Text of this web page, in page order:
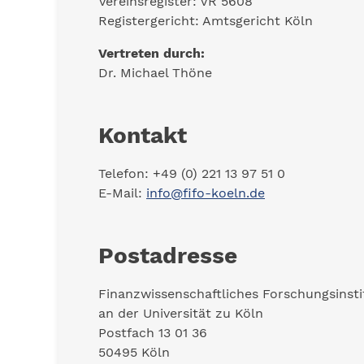
Registergericht: Amtsgericht Köln
Vertreten durch:
Dr. Michael Thöne
Kontakt
Telefon: +49 (0) 221 13 97 51 0
E-Mail: info@fifo-koeln.de
Postadresse
Finanzwissenschaftliches
an der Universität zu Köln
Postfach 13 01 36
50495 Köln